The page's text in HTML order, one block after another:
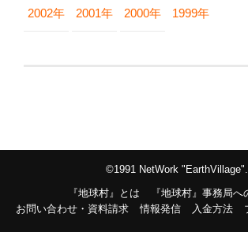
2002年 2001年 2000年 1999年
©1991 NetWork "EarthVillage".
『地球村』とは
『地球村』事務局へ
お問い合わせ・資料請求
情報発信 入金方法